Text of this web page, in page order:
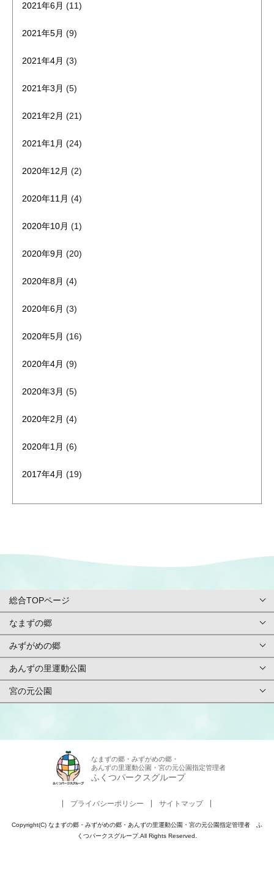
2021年6月 (11)
2021年5月 (9)
2021年4月 (3)
2021年3月 (5)
2021年2月 (21)
2021年1月 (24)
2020年12月 (2)
2020年11月 (4)
2020年10月 (1)
2020年9月 (20)
2020年8月 (4)
2020年6月 (3)
2020年5月 (16)
2020年4月 (9)
2020年3月 (5)
2020年2月 (4)
2020年1月 (6)
2017年4月 (19)
総合TOPページ
総合TOPページ
利用案内・申請
ご予約方法
アンケート
なまずの郷
TOPページ
基本情報
施設使用料金
周辺観光
みずがめの郷
TOPページ
基本情報
施設紹介/マップ
あんずの里運動公園
TOPページ
施設紹介/マップ
宮の元公園
施設紹介/マップ
なまずの郷・みずがめの郷・
あんずの里運動公園・宮の元公園指定管理者
ふくつパークスグループ
プライバシーポリシー サイトマップ
Copyright(C) なまずの郷・みずがめの郷・あんずの里運動公園・宮の元公園指定管理者 ふ
くつパークスグループ.All Rights Reserved.